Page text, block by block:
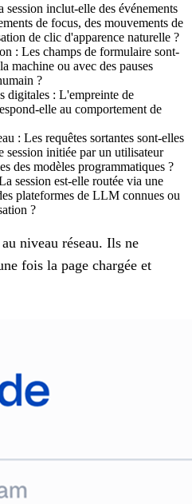
session inclut-elle des événements
de focus, des mouvements de
de clic d'apparence naturelle ?
: Les champs de formulaire sont-
machine ou avec des pauses
?
digitales : L'empreinte de
elle au comportement de
: Les requêtes sortantes sont-elles
session initiée par un utilisateur
des modèles programmatiques ?
session est-elle routée via une
plateformes de LLM connues ou
?
niveau réseau. Ils ne
fois la page chargée et